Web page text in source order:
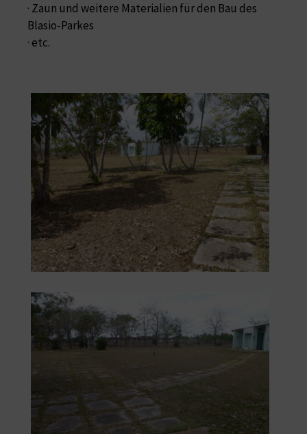
· Zaun und weitere Materialien für den Bau des
Blasio-Parkes
· etc.